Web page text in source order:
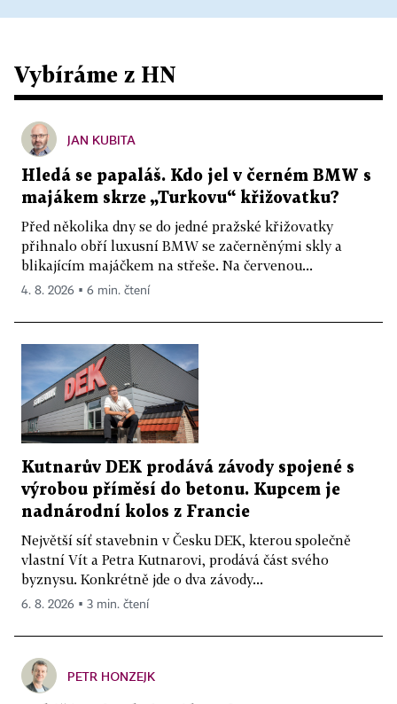
Vybíráme z HN
JAN KUBITA
Hledá se papaláš. Kdo jel v černém BMW s
majákem skrze „Turkovu“ křižovatku?
Před několika dny se do jedné pražské křižovatky
přihnalo obří luxusní BMW se začerněnými skly a
blikajícím majáčkem na střeše. Na červenou...
4. 8. 2026 ▪ 6 min. čtení
Kutnarův DEK prodává závody spojené s
výrobou příměsí do betonu. Kupcem je
nadnárodní kolos z Francie
Největší síť stavebnin v Česku DEK, kterou společně
vlastní Vít a Petra Kutnarovi, prodává část svého
byznysu. Konkrétně jde o dva závody...
6. 8. 2026 ▪ 3 min. čtení
PETR HONZEJK